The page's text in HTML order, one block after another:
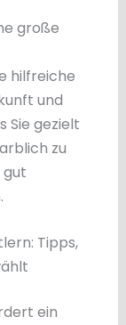
große
hilfreiche
und
Sie gezielt
zu
gut
Tipps,
ein